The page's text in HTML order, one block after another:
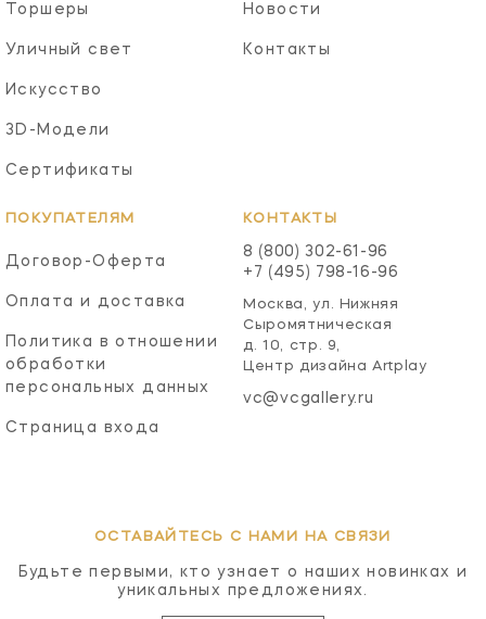
Торшеры
Уличный свет
Искусство
3D-Модели
Сертификаты
Новости
Контакты
ПОКУПАТЕЛЯМ
Договор-Оферта
Оплата и доставка
Политика в отношении
обработки
персональных данных
Страница входа
КОНТАКТЫ
8 (800) 302-61-96
+7 (495) 798-16-96
Москва, ул. Нижняя
Сыромятническая
д. 10, стр. 9,
Центр дизайна Artplay
vc@vcgallery.ru
ОСТАВАЙТЕСЬ С НАМИ НА СВЯЗИ
Будьте первыми, кто узнает о наших новинках и
уникальных предложениях.